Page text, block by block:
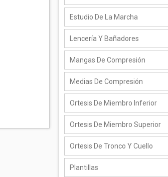
Estudio De La Marcha
Lencería Y Bañadores
Mangas De Compresión
Medias De Compresión
Ortesis De Miembro Inferior
Ortesis De Miembro Superior
Ortesis De Tronco Y Cuello
Plantillas